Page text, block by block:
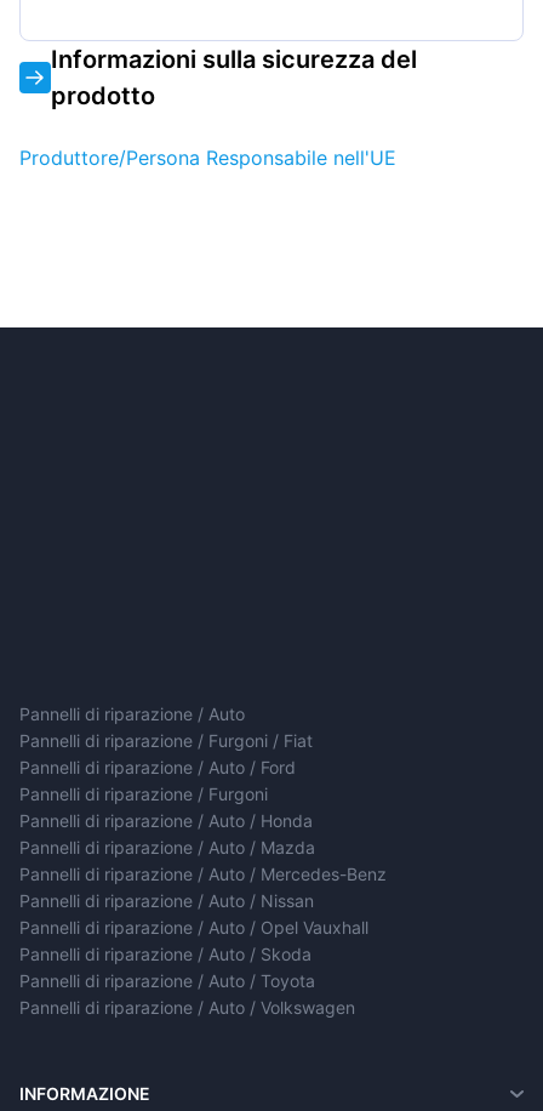
Informazioni sulla sicurezza del
prodotto
Produttore/Persona Responsabile nell'UE
Pannelli di riparazione / Auto
Pannelli di riparazione / Furgoni / Fiat
Pannelli di riparazione / Auto / Ford
Pannelli di riparazione / Furgoni
Pannelli di riparazione / Auto / Honda
Pannelli di riparazione / Auto / Mazda
Pannelli di riparazione / Auto / Mercedes-Benz
Pannelli di riparazione / Auto / Nissan
Pannelli di riparazione / Auto / Opel Vauxhall
Pannelli di riparazione / Auto / Skoda
Pannelli di riparazione / Auto / Toyota
Pannelli di riparazione / Auto / Volkswagen
INFORMAZIONE